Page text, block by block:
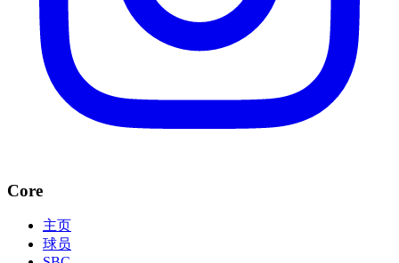
Core
主页
球员